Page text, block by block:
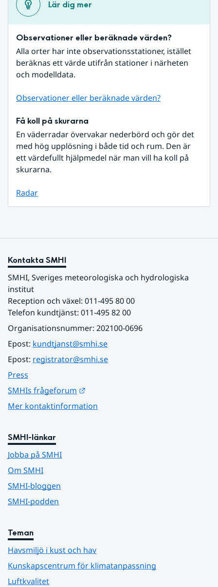
Lär dig mer
Observationer eller beräknade värden?
Alla orter har inte observationsstationer, istället
beräknas ett värde utifrån stationer i närheten
och modelldata.
Observationer eller beräknade värden?
Få koll på skurarna
En väderradar övervakar nederbörd och gör det
med hög upplösning i både tid och rum. Den är
ett värdefullt hjälpmedel när man vill ha koll på
skurarna.
Radar
Kontakta SMHI
SMHI, Sveriges meteorologiska och hydrologiska
institut
Reception och växel: 011-495 80 00
Telefon kundtjänst: 011-495 82 00
Organisationsnummer: 202100-0696
Epost: kundtjanst@smhi.se
Epost: registrator@smhi.se
Press
SMHIs frågeforum
Mer kontaktinformation
SMHI-länkar
Jobba på SMHI
Om SMHI
SMHI-bloggen
SMHI-podden
Teman
Havsmiljö i kust och hav
Kunskapscentrum för klimatanpassning
Luftkvalitet